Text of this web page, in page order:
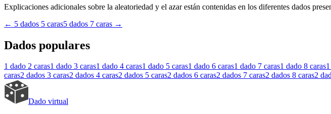
Explicaciones adicionales sobre la aleatoriedad y el azar están contenidas en los diferentes dados
← 5 dados 5 caras5 dados 7 caras →
Dados populares
1 dado 2 caras1 dado 3 caras1 dado 4 caras1 dado 5 caras1 dado 6 caras1 dado 7 caras1 dado 8 caras
caras2 dados 3 caras2 dados 4 caras2 dados 5 caras2 dados 6 caras2 dados 7 caras2 dados 8 caras2
Dado virtual